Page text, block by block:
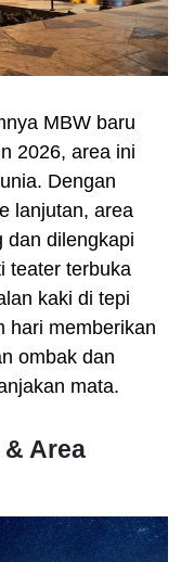
MBW baru
2026, area ini
Dengan
lanjutan, area
dan dilengkapi
teater terbuka
kaki di tepi
hari memberikan
ombak dan
mata.
Area